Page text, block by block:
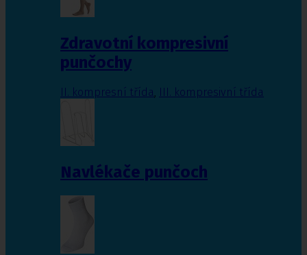
Zdravotní kompresivní
punčochy
II. kompresní třída III. kompresivní třída
Navlékače punčoch